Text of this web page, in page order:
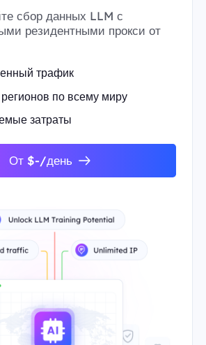
сбор данных LLM с
резидентными прокси от
трафик
по всему миру
затраты
От $-/день